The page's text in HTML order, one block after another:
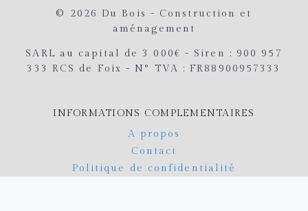
© 2026 Du Bois - Construction et
aménagement
SARL au capital de 3 000€ - Siren : 900 957
333 RCS de Foix - N° TVA : FR88900957333
INFORMATIONS COMPLEMENTAIRES
A propos
Contact
Politique de confidentialité